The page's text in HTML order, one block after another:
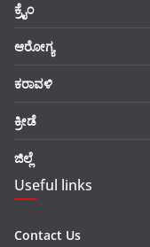
ಕ್ರೈಂ
ಆರೋಗ್ಯ
ಕರಾವಳಿ
ಕ್ರೀಡೆ
ಜಿಲ್ಲೆ
Useful links
Contact Us